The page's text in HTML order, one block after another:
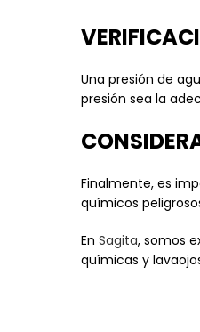
Una presión de
presión sea la
Finalmente, es
químicos
En Sagita, somos
químicas y